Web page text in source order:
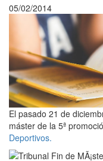
05/02/2014
El pasado 21 de
máster de la 5ª
Deportivos.